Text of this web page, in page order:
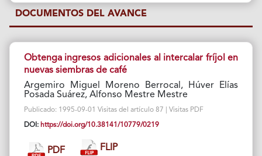
DOCUMENTOS DEL AVANCE
Obtenga ingresos adicionales al intercalar fríjol en
nuevas siembras de café
Argemiro Miguel Moreno Berrocal, Húver Elías
Posada Suárez, Alfonso Mestre Mestre
Publicado: 1995-09-01 Visitas del artículo 87 | Visitas PDF
DOI: https://doi.org/10.38141/10779/0219
PDF FLIP